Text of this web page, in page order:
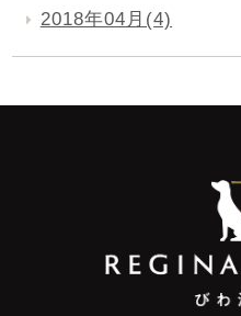
2018年04月(4)